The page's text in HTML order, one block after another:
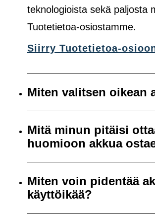
teknologioista sekä paljosta
Tuotetietoa-osiostamme.
Siirry Tuotetietoa-
Miten valitsen oikean
Mitä minun pitäisi
huomioon akkua
Miten voin pidentää
käyttöikää?